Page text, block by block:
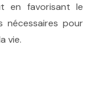
en favorisant le
nécessaires pour
vie.